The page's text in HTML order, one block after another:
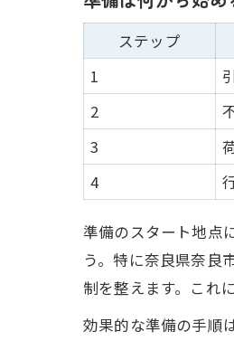
ステップ
1
2
3
4
準備のスタート地点
う。特に奈良県奈良
制を整えます。これ
効果的な準備の手順